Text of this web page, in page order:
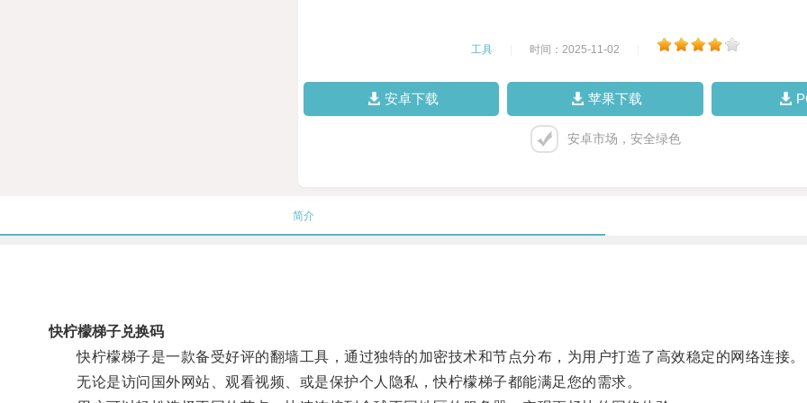
工具 时间：2025-11-02
安卓下载 苹果下载
安卓市场，安全绿色
简介
快柠檬梯子兑换码
快柠檬梯子是一款备受好评的翻墙工具，通过独特的加密技术和节点分布，为用户打造了高效稳定的网络连接。
无论是访问国外网站、观看视频、或是保护个人隐私，快柠檬梯子都能满足您的需求。